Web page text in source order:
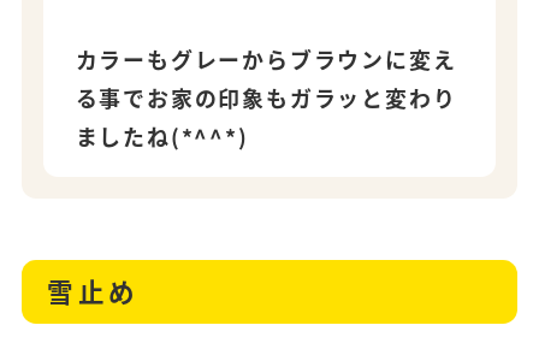
カラーもグレーからブラウンに変え
る事でお家の印象もガラッと変わり
ましたね(*^^*)
雪止め